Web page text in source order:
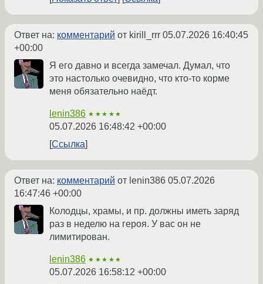
Ответ на: комментарий от kirill_rrr 05.07.2026 16:40:45
+00:00
Я его давно и всегда замечал. Думал, что
это настолько очевидно, что кто-то корме
меня обязательно наёдт.
lenin386 ★★★★★
05.07.2026 16:48:42 +00:00
Ссылка
Ответ на: комментарий от lenin386 05.07.2026
16:47:46 +00:00
Колодцы, храмы, и пр. должны иметь заряд
раз в неделю на героя. У вас он не
лимитирован.
lenin386 ★★★★★
05.07.2026 16:58:12 +00:00